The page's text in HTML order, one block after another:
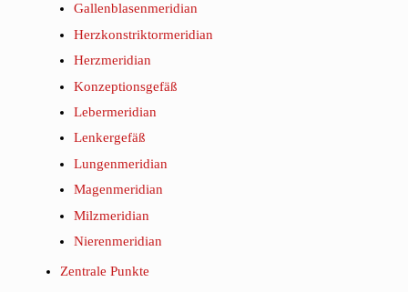
Gallenblasenmeridian
Herzkonstriktormeridian
Herzmeridian
Konzeptionsgefäß
Lebermeridian
Lenkergefäß
Lungenmeridian
Magenmeridian
Milzmeridian
Nierenmeridian
Zentrale Punkte